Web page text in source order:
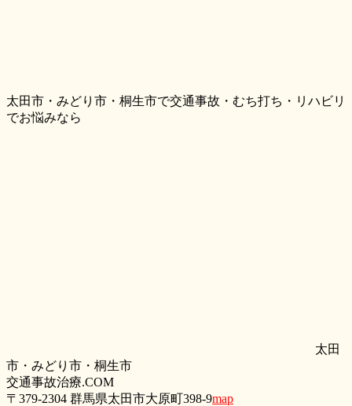
太田市・みどり市・桐生市で交通事故・むち打ち・リハビリ
でお悩みなら
太田
市・みどり市・桐生市
交通事故治療.COM
〒379-2304 群馬県太田市大原町398-9map